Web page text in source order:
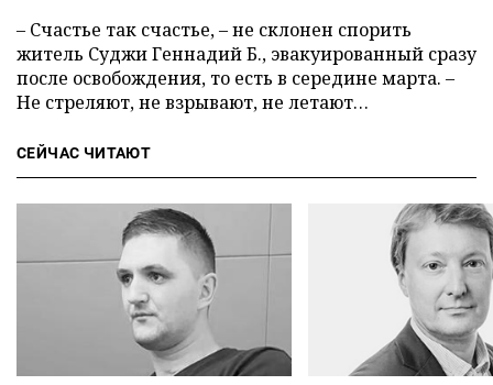
– Счастье так счастье, – не склонен спорить
житель Суджи Геннадий Б., эвакуированный сразу
после освобождения, то есть в середине марта. –
Не стреляют, не взрывают, не летают…
СЕЙЧАС ЧИТАЮТ